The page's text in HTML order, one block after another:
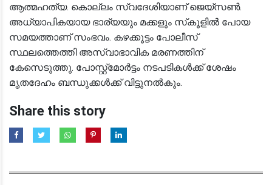
ആത്മഹത്യ. കൊല്ലം സ്വദേശിയാണ് ജെയ്‌സൺ.
അധ്യാപികയായ ഭാര്യയും മക്കളും സ്‌കൂളിൽ പോയ
സമയത്താണ് സംഭവം. കഴക്കൂട്ടം പോലീസ്
സ്ഥലത്തെത്തി അസ്വാഭാവിക മരണത്തിന്
കേസെടുത്തു. പോസ്റ്റ്‌മോർട്ടം നടപടികൾക്ക് ശേഷം
മൃതദേഹം ബന്ധുക്കൾക്ക് വിട്ടുനൽകും.
Share this story